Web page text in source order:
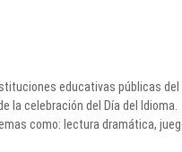
educativas públicas del
la celebración del Día del Idioma.
como: lectura dramática,